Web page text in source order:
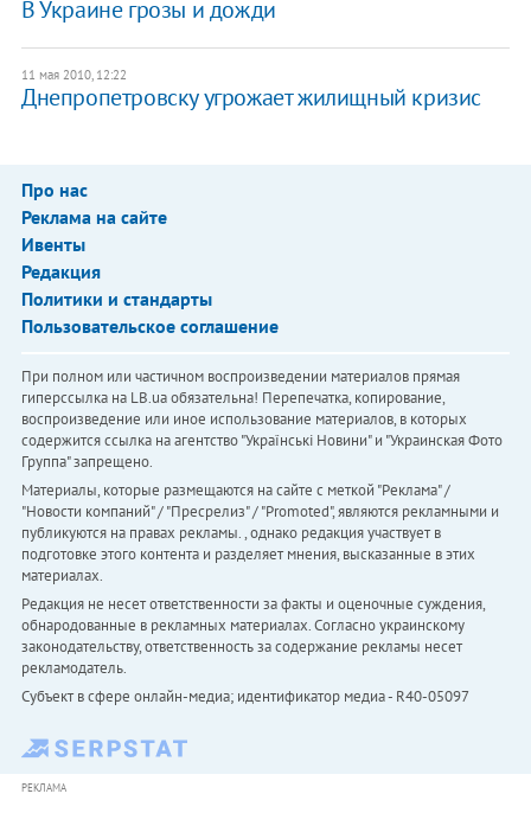
В Украине грозы и дожди
11 мая 2010, 12:22
Днепропетровску угрожает жилищный кризис
Про нас
Реклама на сайте
Ивенты
Редакция
Политики и стандарты
Пользовательское соглашение
При полном или частичном воспроизведении материалов прямая
гиперссылка на LB.ua обязательна! Перепечатка, копирование,
воспроизведение или иное использование материалов, в которых
содержится ссылка на агентство "Українськi Новини" и "Украинская Фото
Группа" запрещено.
Материалы, которые размещаются на сайте с меткой "Реклама" /
"Новости компаний" / "Пресрелиз" / "Promoted", являются рекламными и
публикуются на правах рекламы. , однако редакция участвует в
подготовке этого контента и разделяет мнения, высказанные в этих
материалах.
Редакция не несет ответственности за факты и оценочные суждения,
обнародованные в рекламных материалах. Согласно украинскому
законодательству, ответственность за содержание рекламы несет
рекламодатель.
Субъект в сфере онлайн-медиа; идентификатор медиа - R40-05097
РЕКЛАМА